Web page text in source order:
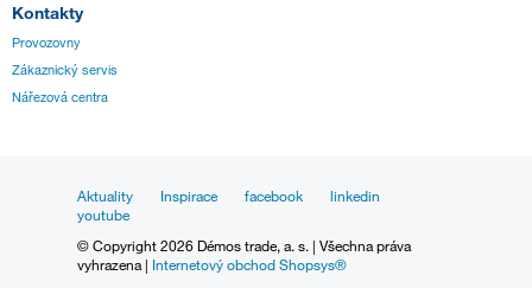
Kontakty
Provozovny
Zákaznický servis
Nářezová centra
Aktuality Inspirace facebook
linkedin
youtube
© Copyright 2026 Démos trade, a. s. | Všechna práva
vyhrazena | Internetový obchod Shopsys®